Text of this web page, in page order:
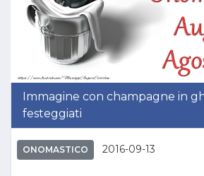
Immagine con champagne in
festeggiati
ONOMASTICO 2016-09-13